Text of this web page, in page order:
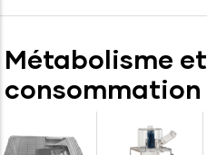
Métabolisme et
consommation